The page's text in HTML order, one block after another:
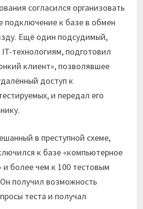
согласился организовать
подключение к базе в обмен
Ещё один подсудимый,
технологиям, подготовил
клиент», позволявшее
доступ к
и передал его
в преступной схеме,
к базе «компьютерное
и более чем к 100 тестовым
получил возможность
теста и получал